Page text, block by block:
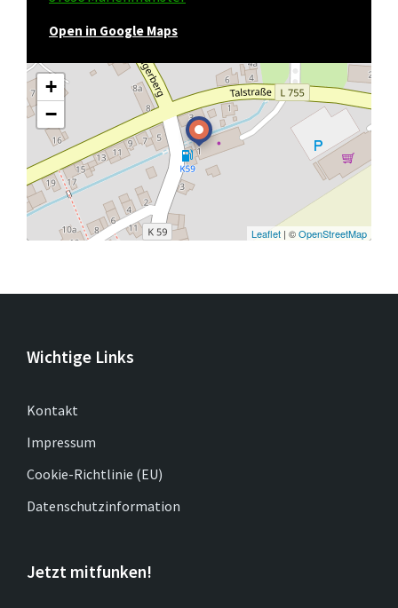
Open in Google Maps
+
−
Leaflet | ©OpenStreetMap
Wichtige Links
Kontakt
Impressum
Cookie-Richtlinie (EU)
Datenschutzinformation
Jetzt mitfunken!